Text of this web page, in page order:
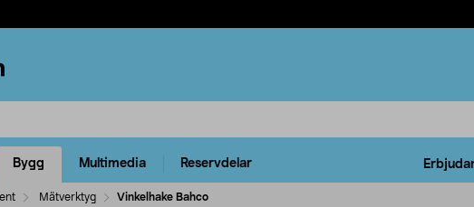
Bygg Multimedia Reservdelar
Mätverktyg Vinkelhake Bahco